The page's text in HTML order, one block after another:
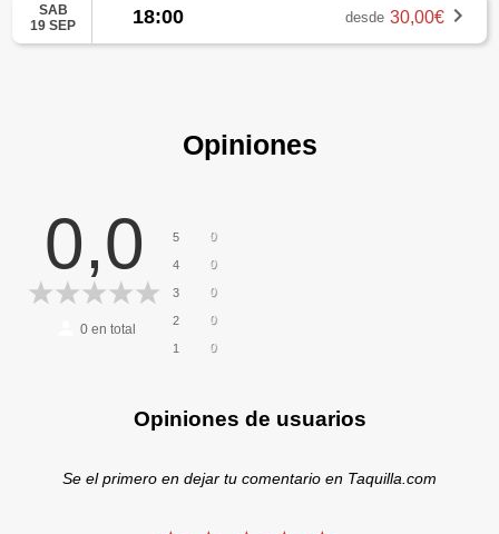
SAB
19 SEP
18:00 desde 30,00€
Opiniones
0,0
0en total
5 0
4 0
3 0
2 0
1 0
Opiniones de usuarios
Se el primero en dejar tu comentario en Taquilla.com